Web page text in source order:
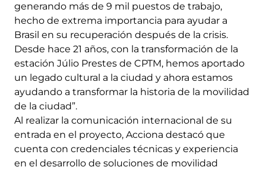
generando más de 9 mil puestos de trabajo,
hecho de extrema importancia para ayudar a
Brasil en su recuperación después de la crisis.
Desde hace 21 años, con la transformación de la
estación Júlio Prestes de CPTM, hemos aportado
un legado cultural a la ciudad y ahora estamos
ayudando a transformar la historia de la movilidad
de la ciudad”.
Al realizar la comunicación internacional de su
entrada en el proyecto, Acciona destacó que
cuenta con credenciales técnicas y experiencia
en el desarrollo de soluciones de movilidad